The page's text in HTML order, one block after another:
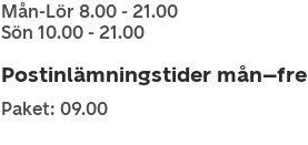
Mån-Lör 8.00 - 21.00
Sön 10.00 - 21.00
Postinlämningstider mån–fre
Paket: 09.00